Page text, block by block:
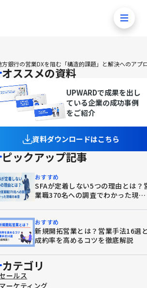
方銀行の営業DXを阻む「構造的課題」と解決へのアプ
オススメの資料
UPWARDで成果を出し
ている企業の成功事例
をご紹介
資料ダウンロードはこちら
ピックアップ記事
おすすめ
SFAが定着しない5つの理由とは？
業職370名への調査でわかった現場
おすすめ
新規開拓営業とは？営業手法16選
成約率を高めるコツを徹底解説
カテゴリ
ールス
マーケティング